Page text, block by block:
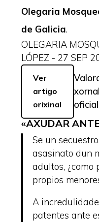
Olegaria
de Galicia.
OLEGARIA
LÓPEZ - 27 SEP
Ver
artigo
orixinal
«AXUDAR
Se un
asasinato dun
adultos, ¿como
propios
A
patentes ante